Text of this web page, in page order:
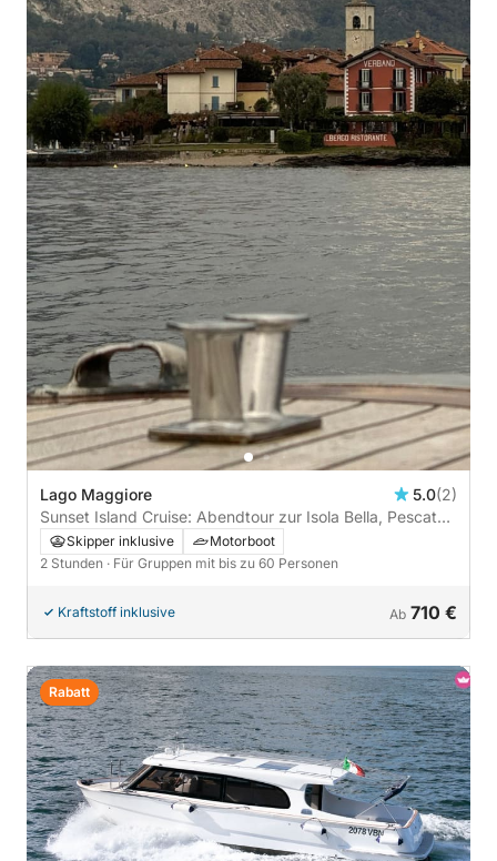
Lago Maggiore 5.0(2)
Sunset Island Cruise: Abendtour zur Isola Bella, Pescatori
und Madre
Skipper inklusive
Motorboot
2 Stunden · Für Gruppen mit bis zu 60 Personen
Kraftstoff inklusive Ab 710 €
Rabatt